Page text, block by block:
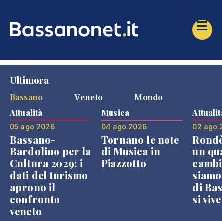
Ultimora
Bassano
Veneto Mondo
Attualità
05 ago 2026
Bassano-
Bardolino per la
Cultura 2029: i
dati del turismo
aprono il
confronto
veneto
Musica
04 ago 2026
Tornano le note
di Musica in
Piazzotto
02 ago
un
di
si